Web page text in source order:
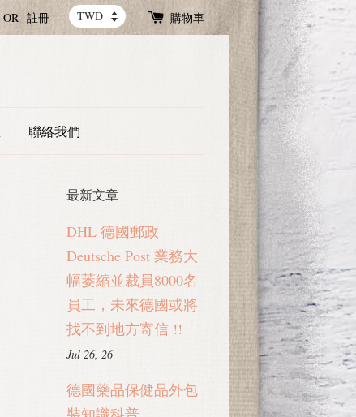
OR 註冊 購物車
聯絡我們
最新文章
DHL 德國郵政
Deutsche Post 業務大
幅萎縮並裁員8000名
員工，未來德國或將
找不到地方寄信 !!
Jul 26, 26
德國藥品保健品外包